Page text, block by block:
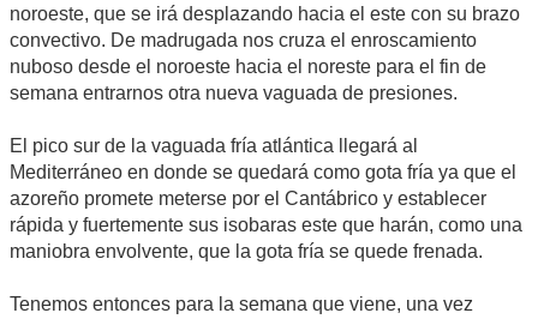
noroeste, que se irá desplazando hacia el este con su brazo
convectivo. De madrugada nos cruza el enroscamiento
nuboso desde el noroeste hacia el noreste para el fin de
semana entrarnos otra nueva vaguada de presiones.
El pico sur de la vaguada fría atlántica llegará al
Mediterráneo en donde se quedará como gota fría ya que el
azoreño promete meterse por el Cantábrico y establecer
rápida y fuertemente sus isobaras este que harán, como una
maniobra envolvente, que la gota fría se quede frenada.
Tenemos entonces para la semana que viene, una vez